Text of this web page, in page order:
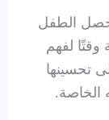
الطفل
لفهم
تحسينها
الخاصة.